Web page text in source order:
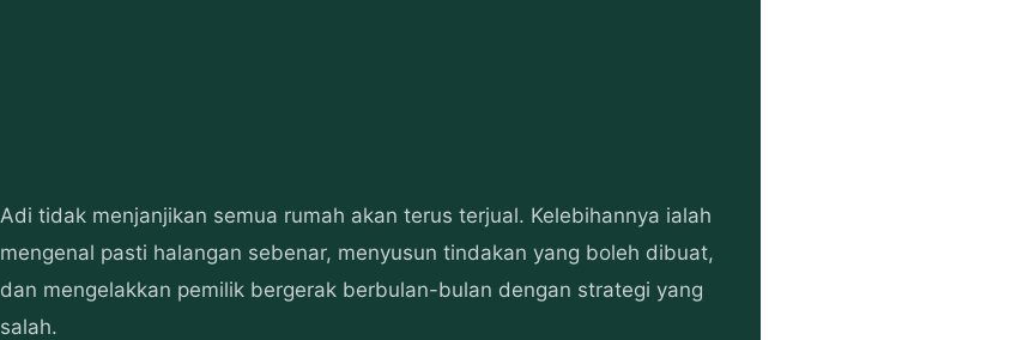
Adi tidak menjanjikan semua rumah akan terus terjual. Kelebihannya ialah
mengenal pasti halangan sebenar, menyusun tindakan yang boleh dibuat,
dan mengelakkan pemilik bergerak berbulan-bulan dengan strategi yang
salah.